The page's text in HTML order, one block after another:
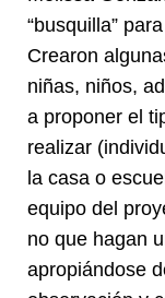
“busquilla”
Crearon
niñas, niños,
a proponer el
realizar
la casa o
equipo del
no que hagan
apropiándose